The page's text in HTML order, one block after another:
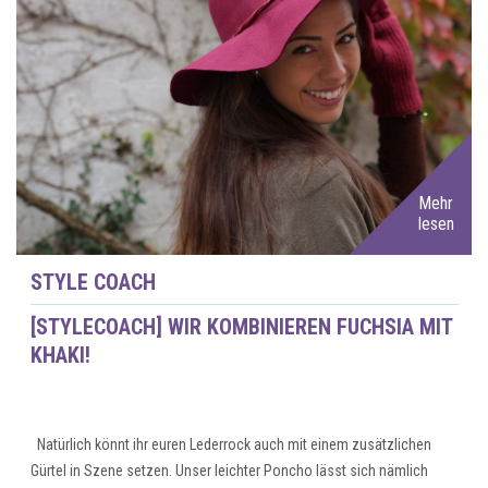
Mehr
lesen
STYLE COACH
[STYLECOACH] WIR KOMBINIEREN FUCHSIA MIT
KHAKI!
Natürlich könnt ihr euren Lederrock auch mit einem zusätzlichen
Gürtel in Szene setzen. Unser leichter Poncho lässt sich nämlich